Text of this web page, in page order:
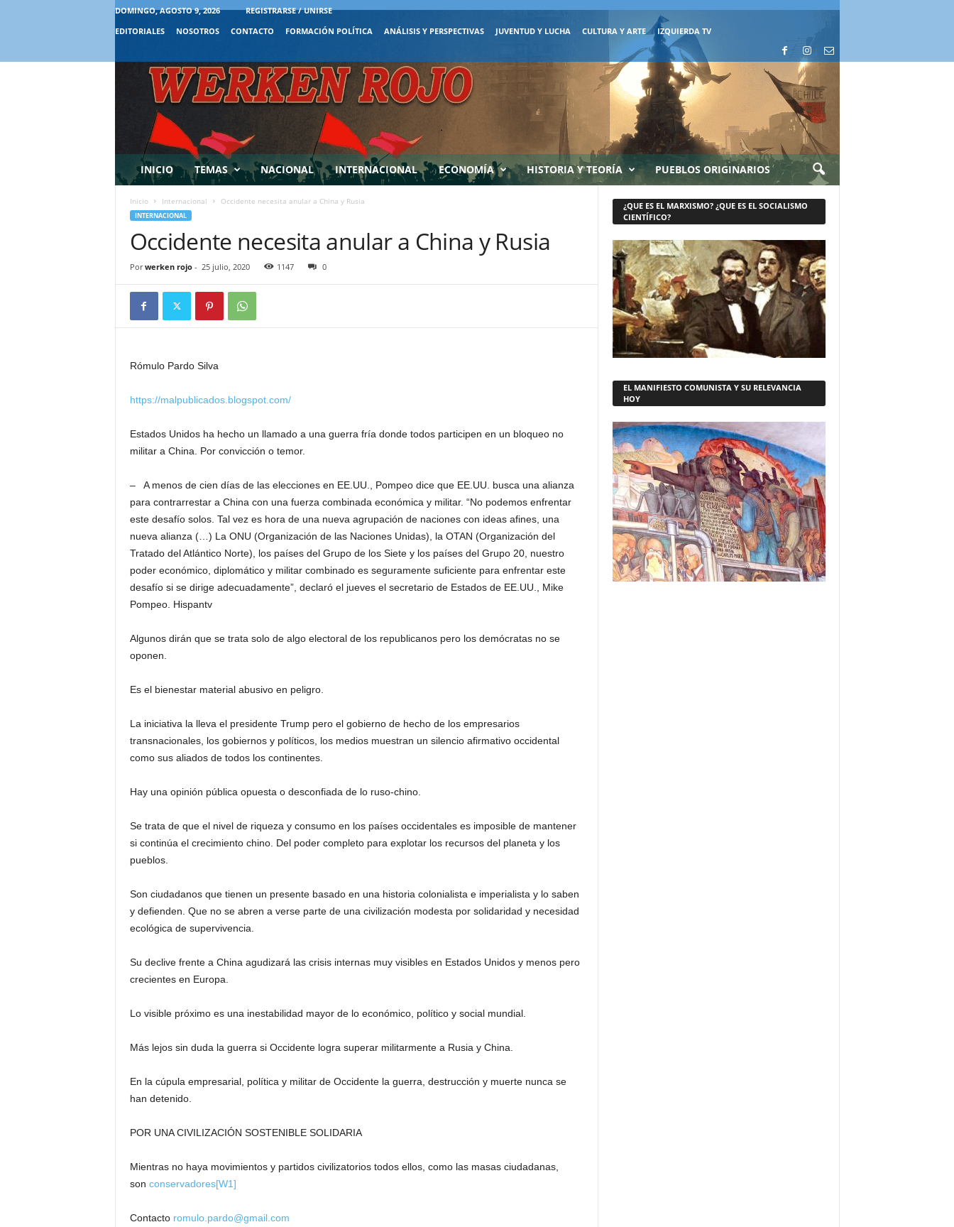
DOMINGO, AGOSTO 9, 2026
REGISTRARSE / UNIRSE
EDITORIALES
NOSOTROS CONTACTO FORMACIÓN POLÍTICA ANÁLISIS Y PERSPECTIVAS JUVENTUD Y LUCHA CULTURA Y ARTE IZQUIERDA TV
INICIO TEMAS NACIONAL INTERNACIONAL ECONOMÍA HISTORIA Y TEORÍA PUEBLOS ORIGINARIOS
Inicio Internacional Occidente necesita anular a China y Rusia
INTERNACIONAL
Occidente necesita anular a China y Rusia
Por werken rojo- 25 julio, 2020 1147 0
Rómulo Pardo Silva
https://malpublicados.blogspot.com/
Estados Unidos ha hecho un llamado a una guerra fría donde todos participen en un bloqueo no
militar a China. Por convicción o temor.
– A menos de cien días de las elecciones en EE.UU., Pompeo dice que EE.UU. busca una alianza
para contrarrestar a China con una fuerza combinada económica y militar. “No podemos enfrentar
este desafío solos. Tal vez es hora de una nueva agrupación de naciones con ideas afines, una
nueva alianza (…) La ONU (Organización de las Naciones Unidas), la OTAN (Organización del
Tratado del Atlántico Norte), los países del Grupo de los Siete y los países del Grupo 20, nuestro
poder económico, diplomático y militar combinado es seguramente suficiente para enfrentar este
desafío si se dirige adecuadamente”, declaró el jueves el secretario de Estados de EE.UU., Mike
Pompeo. Hispantv
Algunos dirán que se trata solo de algo electoral de los republicanos pero los demócratas no se
oponen.
Es el bienestar material abusivo en peligro.
La iniciativa la lleva el presidente Trump pero el gobierno de hecho de los empresarios
transnacionales, los gobiernos y políticos, los medios muestran un silencio afirmativo occidental
como sus aliados de todos los continentes.
Hay una opinión pública opuesta o desconfiada de lo ruso-chino.
Se trata de que el nivel de riqueza y consumo en los países occidentales es imposible de mantener
si continúa el crecimiento chino. Del poder completo para explotar los recursos del planeta y los
pueblos.
Son ciudadanos que tienen un presente basado en una historia colonialista e imperialista y lo saben
y defienden. Que no se abren a verse parte de una civilización modesta por solidaridad y necesidad
ecológica de supervivencia.
Su declive frente a China agudizará las crisis internas muy visibles en Estados Unidos y menos pero
crecientes en Europa.
Lo visible próximo es una inestabilidad mayor de lo económico, político y social mundial.
Más lejos sin duda la guerra si Occidente logra superar militarmente a Rusia y China.
En la cúpula empresarial, política y militar de Occidente la guerra, destrucción y muerte nunca se
han detenido.
POR UNA CIVILIZACIÓN SOSTENIBLE SOLIDARIA
Mientras no haya movimientos y partidos civilizatorios todos ellos, como las masas ciudadanas,
son conservadores[W1]
Contacto romulo.pardo@gmail.com
¿QUE ES EL MARXISMO? ¿QUE ES EL SOCIALISMO
CIENTÍFICO?
EL MANIFIESTO COMUNISTA Y SU RELEVANCIA
HOY